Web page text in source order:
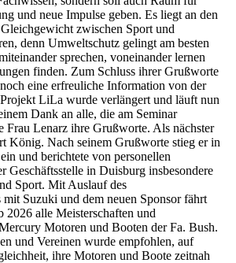
und neue Impulse geben. Es liegt an den
zwischen Sport und
denn Umweltschutz gelingt am besten
sprechen, voneinander lernen
finden. Zum Schluss ihrer Grußworte
eine erfreuliche Information von der
LiLa wurde verlängert und läuft nun
Dank an alle, die am Seminar
Frau Lenarz ihre Grußworte. Als nächster
König. Nach seinem Grußworte stieg er in
und berichtete von personellen
Geschäftsstelle in Duisburg insbesondere
Sport. Mit Auslauf des
mit Suzuki und dem neuen Sponsor fährt
2026 alle Meisterschaften und
Motoren und Booten der Fa. Bush.
und Vereinen wurde empfohlen, auf
ihre Motoren und Boote zeitnah